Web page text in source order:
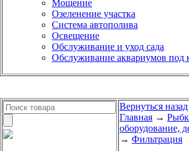
Мощение
Озеленение участка
Система автополива
Освещение
Обслуживание и уход сада
Обслуживание аквариумов под
Вернуться назад
Главная →
оборудование,
→ Фильтрация